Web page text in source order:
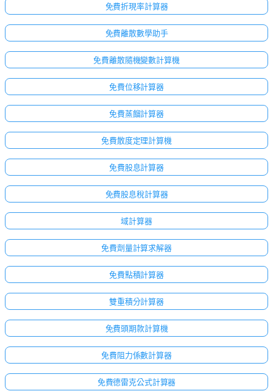
免費折現率計算器
免費離散數學助手
免費離散隨機變數計算機
免費位移計算器
免費蒸餾計算器
免費散度定理計算機
免費股息計算器
免費股息稅計算器
域計算器
免費劑量計算求解器
免費點積計算器
雙重積分計算器
免費頭期款計算機
免費阻力係數計算器
免費德雷克公式計算器